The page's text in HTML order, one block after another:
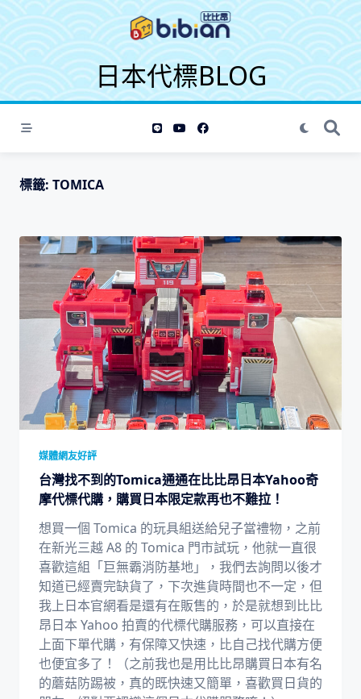
S
k
p
o
日本代標BLOG
標籤: TOMICA
媒體網友好評
台灣找不到的Tomica通通在比比昂日本Yahoo奇
摩代標代購，購買日本限定款再也不難拉！
想買一個 Tomica 的玩具組送給兒子當禮物，之前
在新光三越 A8 的 Tomica 門市試玩，他就一直很
喜歡這組「巨無霸消防基地」，我們去詢問以後才
知道已經賣完缺貨了，下次進貨時間也不一定，但
我上日本官網看是還有在販售的，於是就想到比比
昂日本 Yahoo 拍賣的代標代購服務，可以直接在
上面下單代購，有保障又快速，比自己找代購方便
也便宜多了！（之前我也是用比比昂購買日本有名
的蘑菇防踢被，真的既快速又簡單，喜歡買日貨的